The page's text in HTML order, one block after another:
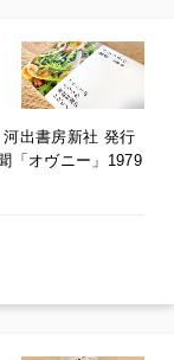
出書房新社 発行
「オヴニー」1979